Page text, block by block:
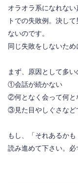
オラオラ系になれな
トでの失敗例。決し
ないのです。
同じ失敗をしないため
まず、原因として多い
①会話が続かない
②何となく会って何と
③見た目やしぐさなど
もし、「それあるか
読み進めて下さい。必